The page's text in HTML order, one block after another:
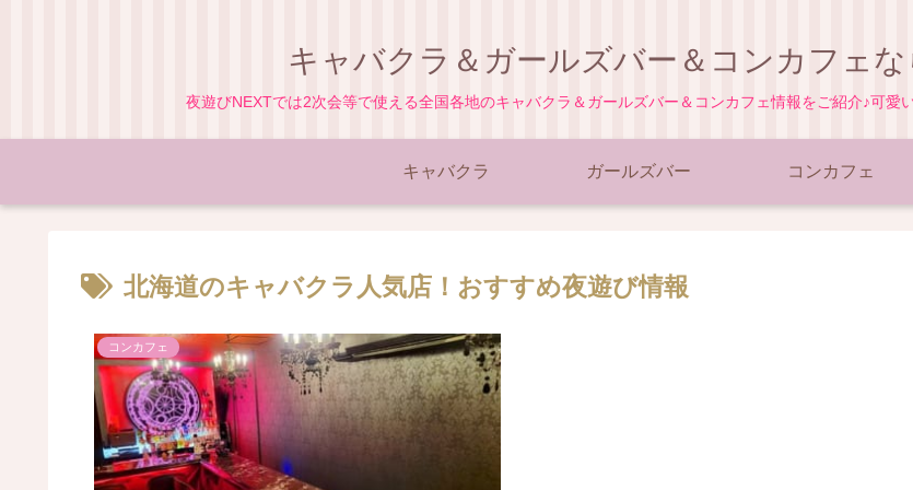
キャバクラ＆ガールズバー＆コンカフェな
夜遊びNEXTでは2次会等で使える全国各地のキャバクラ＆ガールズバー＆コンカフェ情報をご紹介♪可愛
キャバクラ ガールズバー コンカフェ
北海道のキャバクラ人気店！おすすめ夜遊び情報
コンカフェ